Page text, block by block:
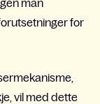
man
for
vil med dette